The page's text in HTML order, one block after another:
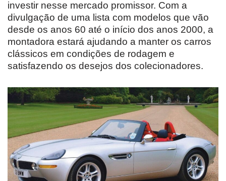
investir nesse mercado promissor. Com a
divulgação de uma lista com modelos que vão
desde os anos 60 até o início dos anos 2000, a
montadora estará ajudando a manter os carros
clássicos em condições de rodagem e
satisfazendo os desejos dos colecionadores.